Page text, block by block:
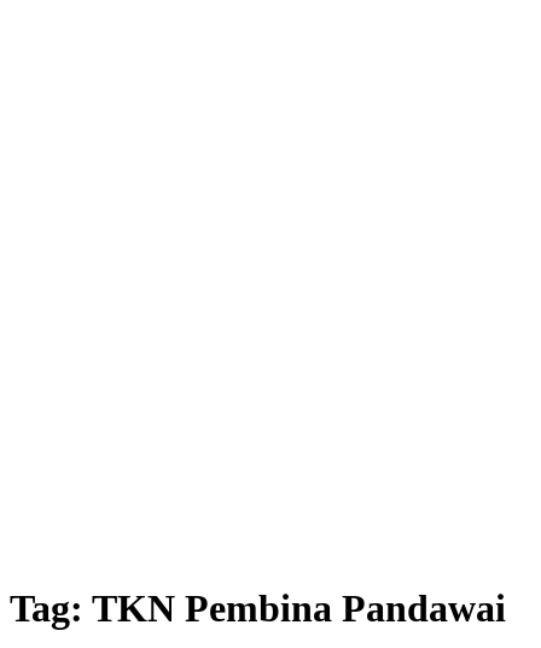
Tag: TKN Pembina Pandawai